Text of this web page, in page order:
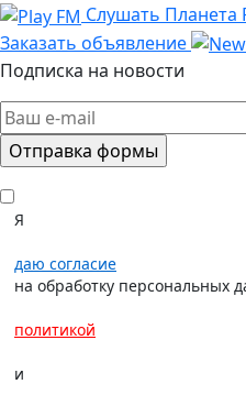
Слушать Планета
Заказать объявление
Подписка на новости
Я
даю согласие
на обработку персональных
политикой
и